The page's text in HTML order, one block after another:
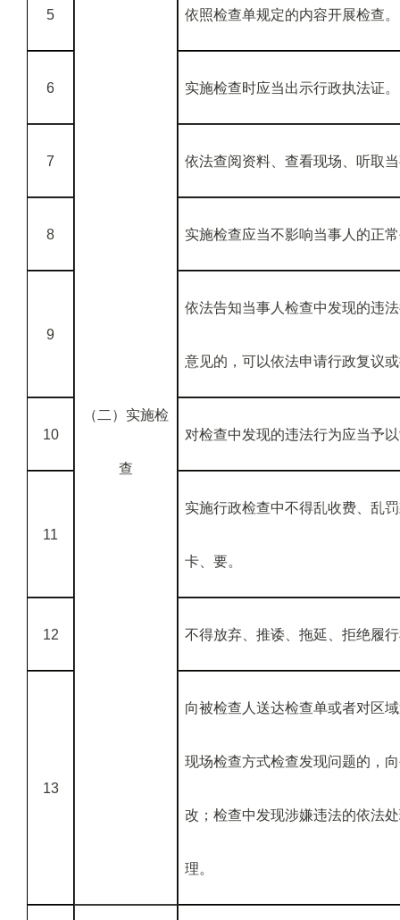
5
（二）实施检
查
依照检查单规定的内容开展检查。
6 实施检查时应当出示行政执法证。
7 依法查阅资料、查看现场、听取
8 实施检查应当不影响当事人的正
9
依法告知当事人检查中发现的违
意见的，可以依法申请行政复议
10 对检查中发现的违法行为应当予
11
实施行政检查中不得乱收费、乱
卡、要。
12 不得放弃、推诿、拖延、拒绝履
13
向被检查人送达检查单或者对区
现场检查方式检查发现问题的，
改；检查中发现涉嫌违法的依法
理。